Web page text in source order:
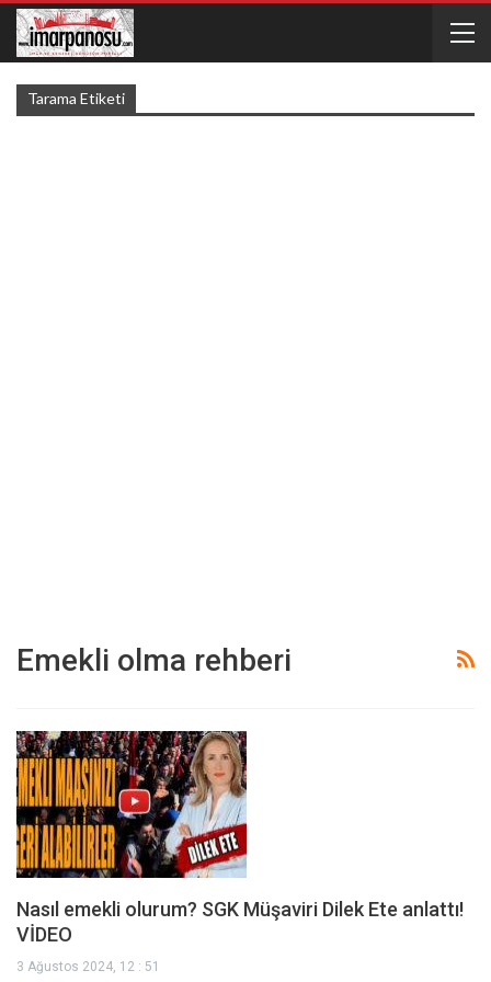
Tarama Etiketi
Emekli olma rehberi
Nasıl emekli olurum? SGK Müşaviri Dilek Ete anlattı!
VİDEO
3 Ağustos 2024, 12 : 51